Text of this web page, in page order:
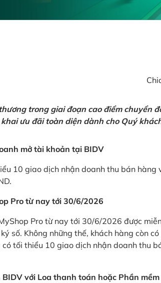
trong giai đoạn cao điểm chuyển
ưu đãi toàn diện dành cho Quý
mở tài khoản tại BIDV
10 giao dịch nhận doanh thu bán hàng
Pro từ nay tới 30/6/2026
Pro từ nay tới 30/6/2026 được
số. Không những thế, khách hàng còn có
tối thiểu 10 giao dịch nhận doanh thu
với Loa thanh toán hoặc Phần